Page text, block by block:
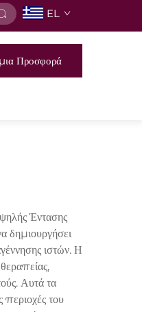
EL
Προσφορά
Έντασης
δημιουργήσει
ιστών. Η
Αυτά τα
του